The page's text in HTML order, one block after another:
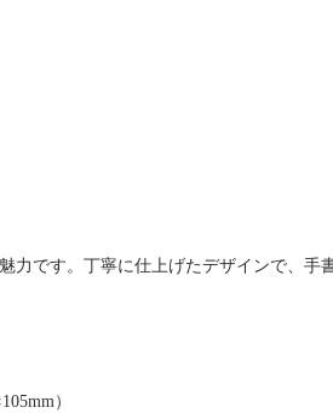
です。丁寧に仕上げたデザインで、手
）